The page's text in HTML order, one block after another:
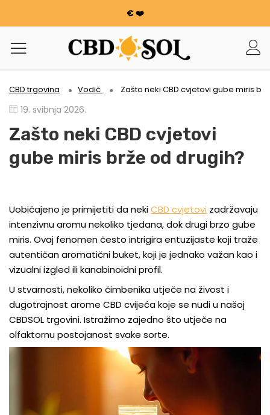
€ ❤️
WATERMELON CBD OD 0,30 €/g 🍉!
NARUDŽBE SE UDVOSTRUČUJU ✨
100 g cvijeća ili smole nudi se za svakih potrošenih 100
€ ❤️
WATERMELON CBD OD 0,30 €/g 🍉!
100 g cvijeća ili smole nudi se za svakih potrošenih 100
€ ❤️
CBD trgovina Vodič Zašto neki CBD cvjetovi gube miris
19. svibnja 2026.
Zašto neki CBD cvjetovi
gube miris brže od drugih?
Uobičajeno je primijetiti da nekiCBD cvjetovi zadržavaju
intenzivnu aromu nekoliko tjedana, dok drugi brzo gube
miris. Ovaj fenomen često intrigira entuzijaste koji traže
autentičan aromatični buket, koji je jednako važan kao i
vizualni izgled ili kanabinoidni profil.
U stvarnosti, nekoliko čimbenika utječe na živost i
dugotrajnost arome CBD cvijeća koje se nudi u našoj
CBDSOL trgovini. Istražimo zajedno što utječe na
olfaktornu postojanost svake sorte.